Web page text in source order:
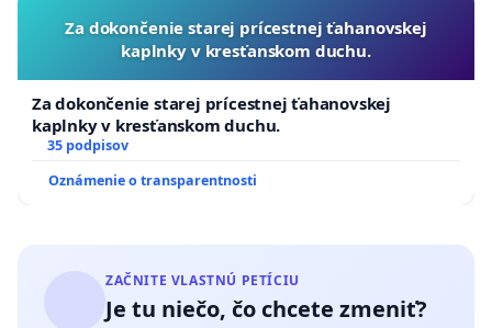
Za dokončenie starej prícestnej ťahanovskej
kaplnky v kresťanskom duchu.
Za dokončenie starej prícestnej ťahanovskej
kaplnky v kresťanskom duchu.
35 podpisov
Oznámenie o transparentnosti
ZAČNITE VLASTNÚ PETÍCIU
Je tu niečo, čo chcete zmeniť?